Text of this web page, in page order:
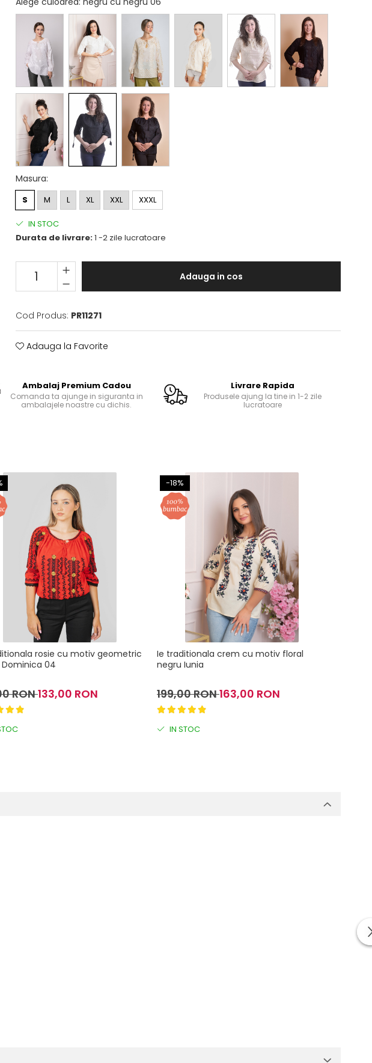
Masura:
S M L XL XXL XXXL
IN STOC
Durata de livrare:1 -2 zile lucratoare
Adauga in cos
Cod Produs: PR11271
Adauga la Favorite
Ambalaj Premium Cadou
Comanda ta ajunge in siguranta in
ambalajele noastre cu dichis.
Livrare Rapida
Produsele ajung la tine in 1-2 zile
lucratoare
rosie cu motiv geometric
04
RON133,00 RON
-18%
Ie traditionala crem cu motiv floral
negru Iunia
199,00 RON163,00 RON
IN STOC